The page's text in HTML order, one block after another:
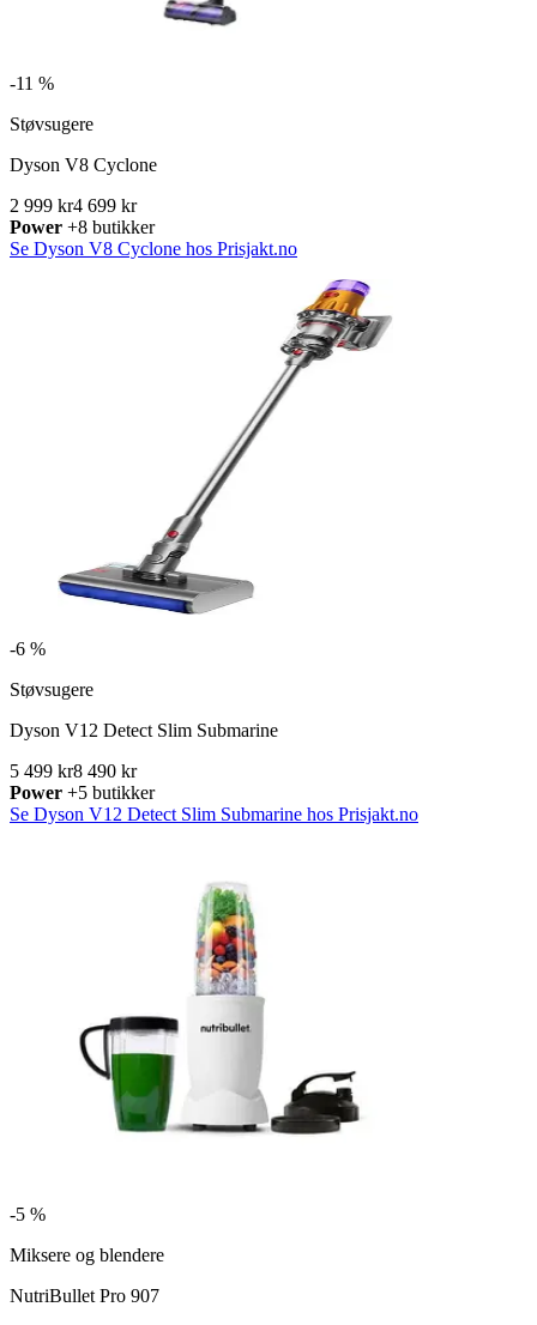
-11 %
Støvsugere
Dyson V8 Cyclone
2 999 kr4 699 kr
Power +8 butikker
Se Dyson V8 Cyclone hos Prisjakt.no
-6 %
Støvsugere
Dyson V12 Detect Slim Submarine
5 499 kr8 490 kr
Power +5 butikker
Se Dyson V12 Detect Slim Submarine hos Prisjakt.no
-5 %
Miksere og blendere
NutriBullet Pro 907